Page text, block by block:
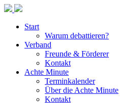
Start
Warum debattieren?
Verband
Freunde & Förderer
Kontakt
Achte Minute
Terminkalender
Über die Achte Minute
Kontakt